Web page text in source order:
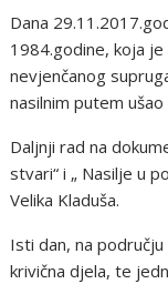
Dana
1984.godine, koja
nevjenčanog
nasilnim putem ušao
Daljnji rad na
stvari“ i „ Nasilje u
Velika Kladuša.
Isti dan, na
krivična djela, te